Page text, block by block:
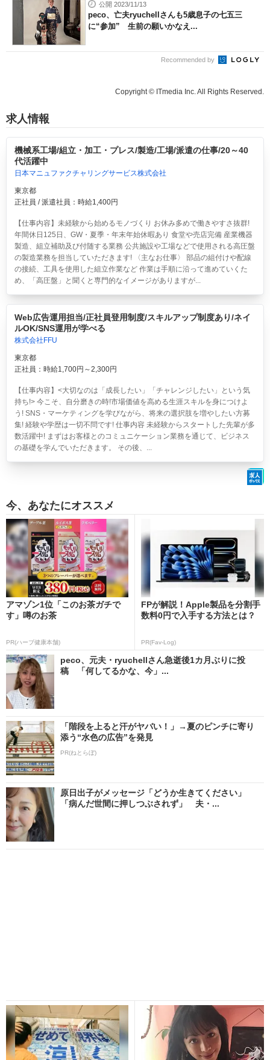
公開 2023/11/13
peco、亡夫ryuchellさんも5歳息子の七五三
に“参加” 生前の願いかなえ...
Recommended by
Copyright © ITmedia Inc. All Rights Reserved.
求人情報
機械系工場/組立・加工・プレス/製造/工場/派遣の仕事/20～40
代活躍中
日本マニュファクチャリングサービス株式会社
東京都
正社員 / 派遣社員：時給1,400円
【仕事内容】未経験から始めるモノづくり お休み多めで働きやすさ抜群!
年間休日125日、GW・夏季・年末年始休暇あり 食堂や売店完備 産業機器
製造、組立補助及び付随する業務 公共施設や工場などで使用される高圧盤
の製造業務を担当していただきます! 〈主なお仕事〉 部品の組付けや配線
の接続、工具を使用した組立作業など 作業は手順に沿って進めていくた
め、「高圧盤」と聞くと専門的なイメージがありますが...
Web広告運用担当/正社員登用制度/スキルアップ制度あり/ネイ
ルOK/SNS運用が学べる
株式会社FFU
東京都
正社員：時給1,700円～2,300円
【仕事内容】<大切なのは「成長したい」「チャレンジしたい」という気
持ち!> 今こそ、自分磨きの時!市場価値を高める生涯スキルを身につけよ
う! SNS・マーケティングを学びながら、将来の選択肢を増やしたい方募
集! 経験や学歴は一切不問です! 仕事内容 未経験からスタートした先輩が多
数活躍中! まずはお客様とのコミュニケーション業務を通じて、ビジネス
の基礎を学んでいただきます。 その後、...
今、あなたにオススメ
アマゾン1位「このお茶ガチで
す」噂のお茶
PR(ハーブ健康本舗)
FPが解説！Apple製品を分割手
数料0円で入手する方法とは？
PR(Fav-Log)
peco、元夫・ryuchellさん急逝後1カ月ぶりに投
稿 「何してるかな、今」...
「階段を上ると汗がヤバい！」→夏のピンチに寄り
添う“水色の広告”を発見
PR(ねとらぼ)
原日出子がメッセージ「どうか生きてください」
「病んだ世間に押しつぶされず」 夫・...